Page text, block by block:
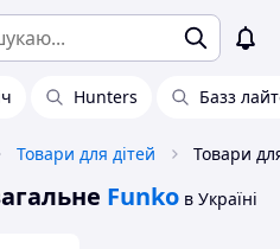
Hunters Базз
Товари для дітей Товари
Funko в Україні